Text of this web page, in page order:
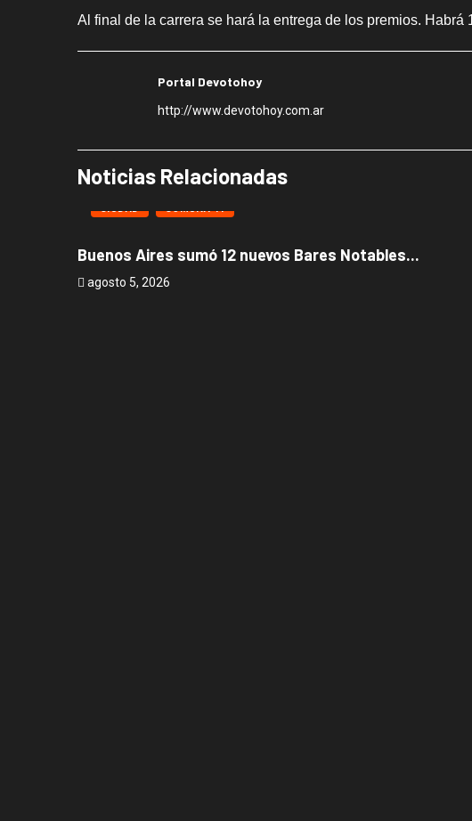
Al final de la carrera se hará la entrega de los premios.
Portal Devotohoy
http://www.devotohoy.com.ar
Noticias Relacionadas
CIUDAD COMUNA 11
Buenos Aires sumó 12 nuevos Bares Notables...
agosto 5, 2026